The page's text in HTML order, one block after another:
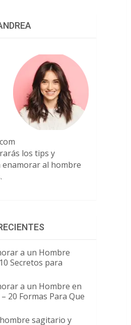
los tips y
enamorar al hombre
a un Hombre
Secretos para
a un Hombre en
20 Formas Para Que
sagitario y